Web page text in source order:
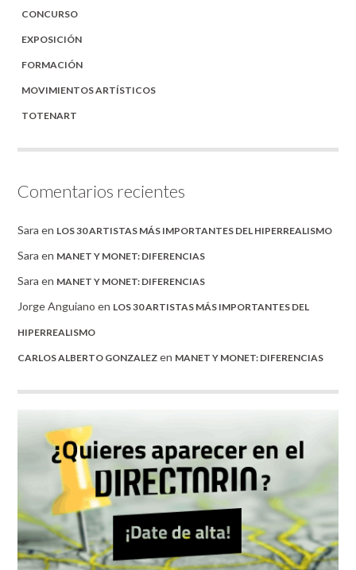
CONCURSO
EXPOSICIÓN
FORMACIÓN
MOVIMIENTOS ARTÍSTICOS
TOTENART
Comentarios recientes
Sara en LOS 30 ARTISTAS MÁS IMPORTANTES DEL HIPERREALISMO
Sara en MANET Y MONET: DIFERENCIAS
Sara en MANET Y MONET: DIFERENCIAS
Jorge Anguiano en LOS 30 ARTISTAS MÁS IMPORTANTES DEL
HIPERREALISMO
CARLOS ALBERTO GONZALEZ en MANET Y MONET: DIFERENCIAS